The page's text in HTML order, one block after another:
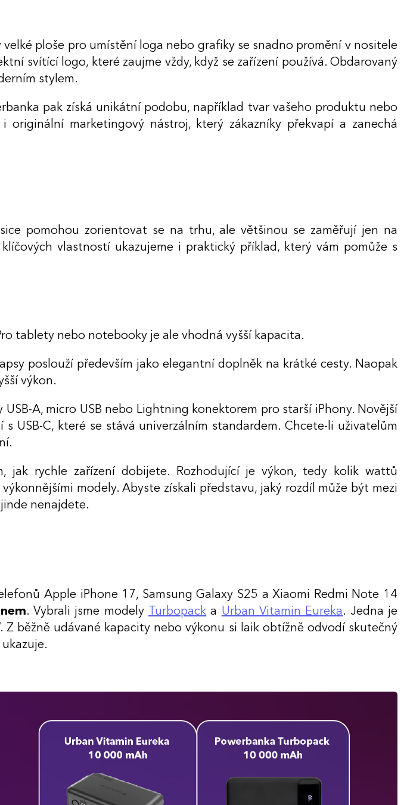
ploše pro umístění loga nebo grafiky se snadno promění v nositele
svítící logo, které zaujme vždy, když se zařízení používá. Obdarovaný
stylem.
pak získá unikátní podobu, například tvar vašeho produktu nebo
marketingový nástroj, který zákazníky překvapí a zanechá
pomohou zorientovat se na trhu, ale většinou se zaměřují jen na
vlastností ukazujeme i praktický příklad, který vám pomůže s
tablety nebo notebooky je ale vhodná vyšší kapacita.
poslouží především jako elegantní doplněk na krátké cesty. Naopak
výkon.
A, micro USB nebo Lightning konektorem pro starší iPhony. Novější
C, které se stává univerzálním standardem. Chcete-li uživatelům
jak rychle zařízení dobijete. Rozhodující je výkon, tedy kolik wattů
modely. Abyste získali představu, jaký rozdíl může být mezi
nenajdete.
Apple iPhone 17, Samsung Galaxy S25 a Xiaomi Redmi Note 14
. Vybrali jsme modely Turbopack a Urban Vitamin Eureka. Jedna je
běžně udávané kapacity nebo výkonu si laik obtížně odvodí skutečný